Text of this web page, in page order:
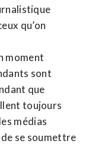
qu’on
moment
sont
que
toujours
médias
se soumettre